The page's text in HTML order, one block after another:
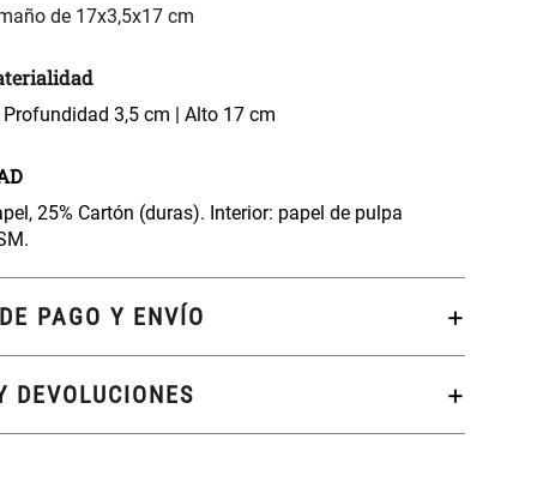
de 17x3,5x17 cm
3,5 cm | Alto 17 cm
25% Cartón (duras). Interior: papel de pulpa
PAGO Y ENVÍO
DEVOLUCIONES